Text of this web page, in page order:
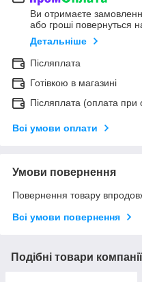
Ви отримаєте
або гроші повернуться
Детальніше
Післяплата
Готівкою в магазині
Післяплата (оплата при
Всі умови оплати
Умови повернення
Повернення товару
Всі умови повернення
Подібні товари компанії